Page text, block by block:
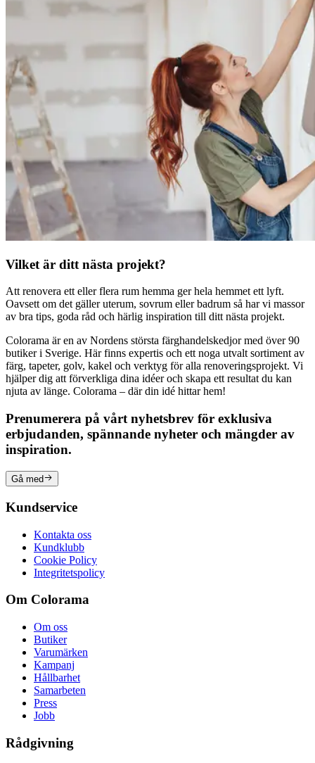
Vilket är ditt nästa projekt?
Att renovera ett eller flera rum hemma ger hela hemmet ett lyft.
Oavsett om det gäller uterum, sovrum eller badrum så har vi massor
av bra tips, goda råd och härlig inspiration till ditt nästa projekt.
Colorama är en av Nordens största färghandelskedjor med över 90
butiker i Sverige. Här finns expertis och ett noga utvalt sortiment av
färg, tapeter, golv, kakel och verktyg för alla renoveringsprojekt. Vi
hjälper dig att förverkliga dina idéer och skapa ett resultat du kan
njuta av länge. Colorama – där din idé hittar hem!
Prenumerera på vårt nyhetsbrev för exklusiva
erbjudanden, spännande nyheter och mängder av
inspiration.
Gå med
Kundservice
Kontakta oss
Kundklubb
Cookie Policy
Integritetspolicy
Om Colorama
Om oss
Butiker
Varumärken
Kampanj
Hållbarhet
Samarbeten
Press
Jobb
Rådgivning